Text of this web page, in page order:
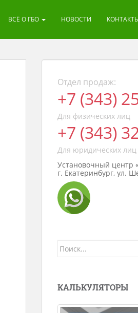
ВСЁ О ГБО НОВОСТИ
Отдел продаж:
+7 (343)
Для физических лиц
+7 (343)
Для юридических лиц
Установочный центр
г. Екатеринбург, ул.
Поиск
КАЛЬКУЛЯТОРЫ